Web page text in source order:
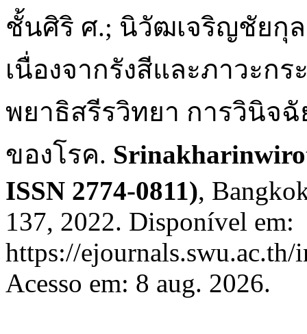
ชั้นศิริ ศ.; นิวัฒเจริญชัยกุ
เนื่องจากรังสีและภาวะก
พยาธิสรีรวิทยา การวินิจ
ของโรค.
ISSN 2774-0811),
137, 2022. Disponível em:
https://
Acesso em: 8 aug. 2026.